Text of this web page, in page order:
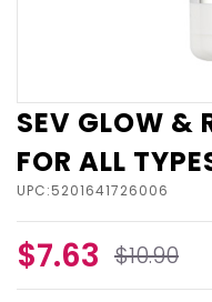
SEV GLOW &
FOR ALL
UPC:5201641726006
$7.63 $10.90